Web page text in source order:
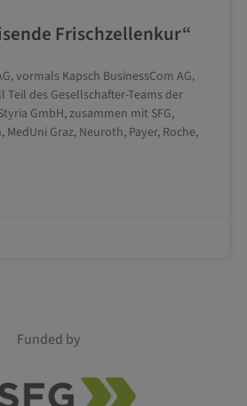
Frischzellenkur“
vormals Kapsch BusinessCom AG,
Teil des Gesellschafter-Teams der
GmbH, zusammen mit SFG,
MedUni Graz, Neuroth, Payer, Roche,
Funded by